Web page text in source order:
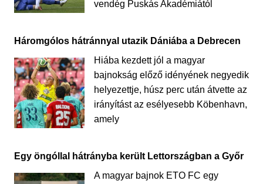
vendég Puskás Akadémiától
Háromgólos hátránnyal utazik Dániába a Debrecen
Hiába kezdett jól a magyar
bajnokság előző idényének negyedik
helyezettje, húsz perc után átvette az
irányítást az esélyesebb Köbenhavn,
amely
Egy öngóllal hátrányba került Lettországban a Győr
A magyar bajnok ETO FC egy